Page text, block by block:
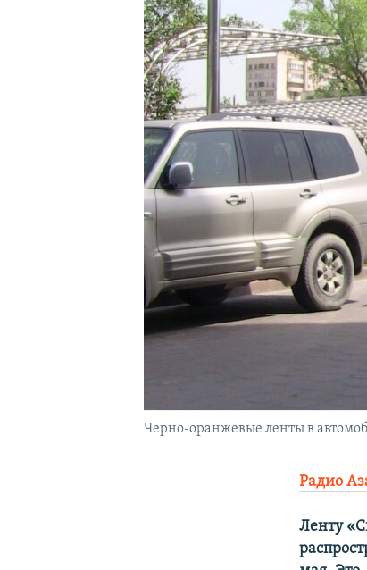
КРЫМ.НЕПОКОРЕННЫЙ
УКРАИНСКАЯ ПРОБЛЕМА КРЫМА
Черно-оранжевые ленты в
Радио
Ленту